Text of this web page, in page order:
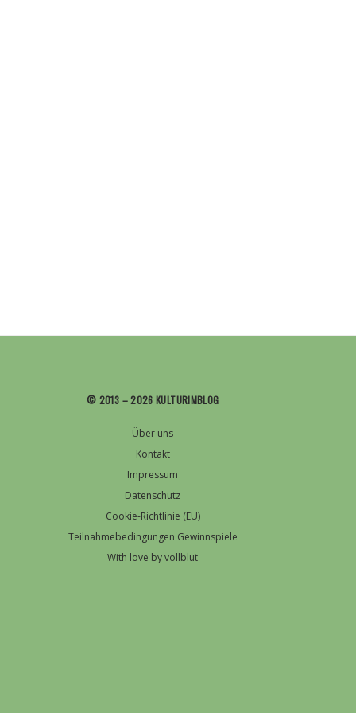
© 2013 – 2026 KULTURIMBLOG
Über uns
Kontakt
Impressum
Datenschutz
Cookie-Richtlinie (EU)
Teilnahmebedingungen Gewinnspiele
With love by vollblut